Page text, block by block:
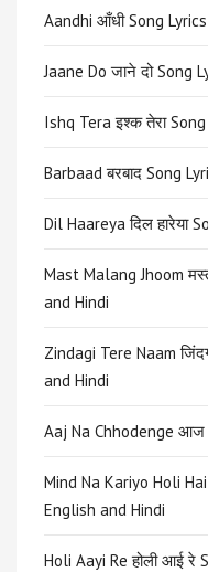
Aandhi आँधी Song
Jaane Do जाने दो Song
Ishq Tera इश्क तेरा
Barbaad बरबाद Song
Dil Haareya दिल हारेया
Mast Malang Jhoom
and Hindi
Zindagi Tere Naam
and Hindi
Aaj Na Chhodenge आज
Mind Na Kariyo Holi Hai
English and Hindi
Holi Aayi Re होली आई रे